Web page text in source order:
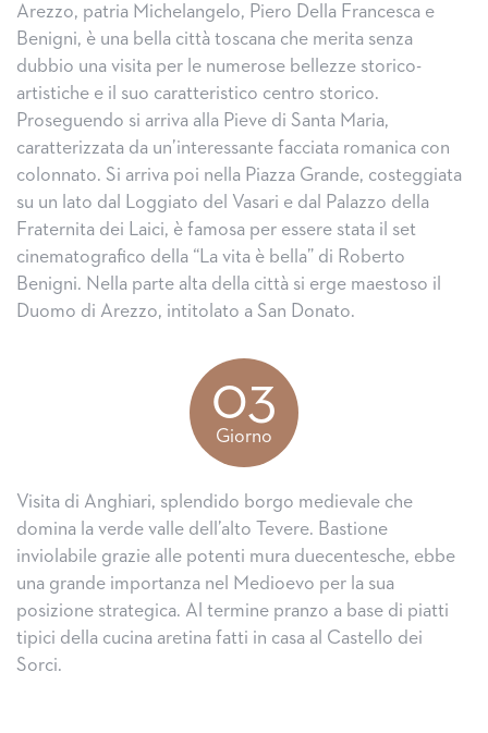
Arezzo, patria Michelangelo, Piero Della Francesca e
Benigni, è una bella città toscana che merita senza
dubbio una visita per le numerose bellezze storico-
artistiche e il suo caratteristico centro storico.
Proseguendo si arriva alla Pieve di Santa Maria,
caratterizzata da un’interessante facciata romanica con
colonnato. Si arriva poi nella Piazza Grande, costeggiata
su un lato dal Loggiato del Vasari e dal Palazzo della
Fraternita dei Laici, è famosa per essere stata il set
cinematografico della “La vita è bella” di Roberto
Benigni. Nella parte alta della città si erge maestoso il
Duomo di Arezzo, intitolato a San Donato.
03
Giorno
Visita di Anghiari, splendido borgo medievale che
domina la verde valle dell’alto Tevere. Bastione
inviolabile grazie alle potenti mura duecentesche, ebbe
una grande importanza nel Medioevo per la sua
posizione strategica. Al termine pranzo a base di piatti
tipici della cucina aretina fatti in casa al Castello dei
Sorci.